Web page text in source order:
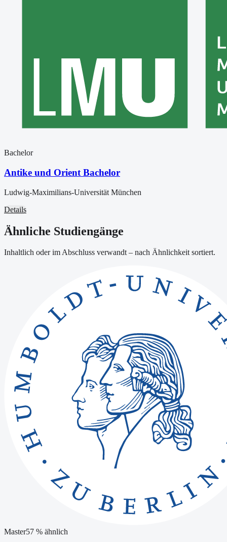
Bachelor
Antike und Orient Bachelor
Ludwig-Maximilians-Universität München
Details
Ähnliche Studiengänge
Inhaltlich oder im Abschluss verwandt – nach Ähnlichkeit sortiert.
Master57 % ähnlich